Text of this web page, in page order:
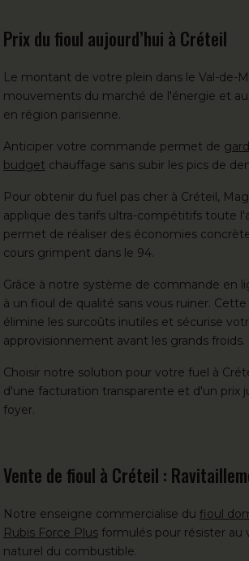
Prix du fioul aujourd’hui à Créteil
Le montant de votre plein dans le Val-de-
mouvements du marché de l'énergie et
en région parisienne.
Anticiper votre commande permet de
budget chauffage sans subir les pics de
Pour obtenir du fuel pas cher à Créteil,
applique des tarifs ultra-compétitifs toute
permet de réaliser des économies
cours grimpent dans le 94.
Grâce à notre système de commande en
à un fioul de qualité sans vous ruiner.
élimine les surcoûts inutiles et sécurise
approvisionnement avant les grands froids.
Choisir notre solution pour votre fuel à
d'une facturation transparente et d'un prix
foyer.
Vente de fioul à Créteil :
Notre enseigne commercialise du fioul
Rubis Force Plus formulés pour résister au
naturel du combustible.